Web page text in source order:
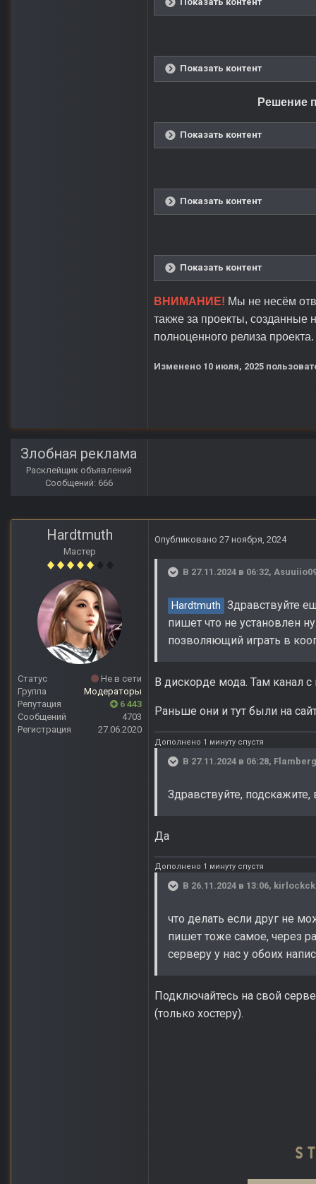
Показать контент
Решение
Показать контент
Показать контент
Показать контент
ВНИМАНИЕ! Мы не несём
также за проекты,
полноценного релиза проекта.
Изменено 10 июля, 2025
Злобная реклама
Расклейщик объявлений
Сообщений: 666
Hardtmuth
Мастер
Статус
Не в сети
Группа
Модераторы
Репутация
6 443
Сообщений
4703
Регистрация
27.06.2020
Опубликовано 27 ноября, 2024
В 27.11.2024 в 06:32,
Hardtmuth Здравствуйте
пишет что не установлен
позволяющий играть в
В дискорде мода. Там канал
Раньше они и тут были на
Дополнено 1 минуту спустя
В 27.11.2024 в 06:28,
Здравствуйте,
Да
Дополнено 1 минуту спустя
В 26.11.2024 в 13:06, kirlockck
что делать если друг не
пишет тоже самое, через
серверу у нас у обоих
Подключайтесь на свой
(только хостеру).